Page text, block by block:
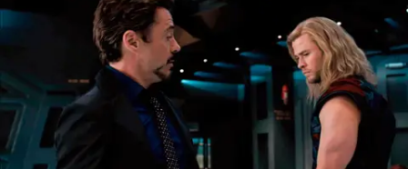
Vengadores Endgame